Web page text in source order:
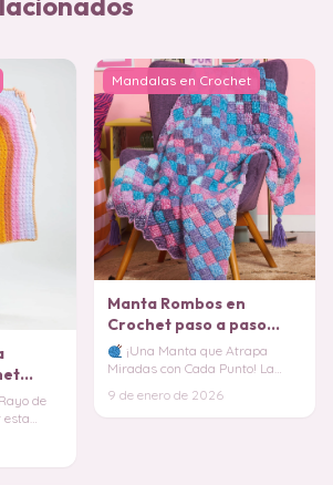
de
esta
Mandalas en Crochet
Manta Rombos en
Crochet paso a paso
PATRON GRATIS
¡Una Manta que Atrapa
Miradas con Cada Punto! La
de esas piezas que
9 de enero de 2026